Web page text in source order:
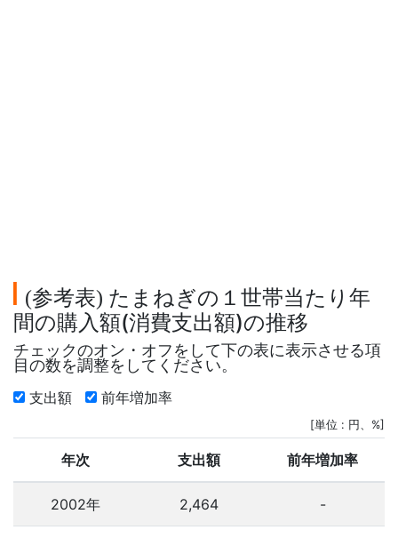
(参考表) たまねぎの１世帯当たり年
間の購入額(消費支出額)の推移
チェックのオン・オフをして下の表に表示させる項
目の数を調整をしてください。
支出額 前年増加率
[単位 : 円、%]
年次 支出額 前年増加率
2002年 2,464 -